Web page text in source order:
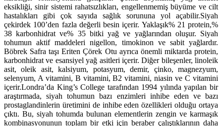
eksikliği, sinir sistemi rahatsızlıkları, engellenmemiş büyüme ve cilt
hastalıkları gibi çok sayıda sağlık sorununa yol açabilir.Siyah
çekirdek 100’den fazla değerli besin içerir. Yaklaşık% 21 protein,%
38 karbonhidrat ve% 35 bitki yağ ve yağlarından oluşur. Siyah
tohumun aktif maddeleri nigellon, timokinon ve sabit yağlardır.
Böbrek Safra taşı Eriten Çörek Otu ayrıca önemli miktarda protein,
karbonhidrat ve esansiyel yağ asitleri içerir. Diğer bileşenler, linoleik
asit, oleik asit, kalsiyum, potasyum, demir, çinko, magnezyum,
selenyum, A vitamini, B vitamini, B2 vitamini, niasin ve C vitamini
içerir.Londra’da King’s College tarafından 1994 yılında yapılan bir
araştırmada, siyah tohumun bazı enzimleri inhibe eden ve bazı
prostaglandinlerin üretimini de inhibe eden özellikleri olduğu ortaya
çıktı. Bu, siyah tohumda bulunan elementlerin zengin ve karmaşık
kombinasyonunun toplam bir etki için beraber çalıştıklarının daha